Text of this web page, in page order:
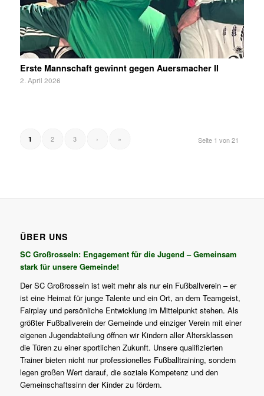
Erste Mannschaft gewinnt gegen Auersmacher II
2. April 2026
Seite 1 von 21
1 2 3 › »
ÜBER UNS
SC Großrosseln: Engagement für die Jugend – Gemeinsam
stark für unsere Gemeinde!
Der SC Großrosseln ist weit mehr als nur ein Fußballverein – er
ist eine Heimat für junge Talente und ein Ort, an dem Teamgeist,
Fairplay und persönliche Entwicklung im Mittelpunkt stehen. Als
größter Fußballverein der Gemeinde und einziger Verein mit einer
eigenen Jugendabteilung öffnen wir Kindern aller Altersklassen
die Türen zu einer sportlichen Zukunft. Unsere qualifizierten
Trainer bieten nicht nur professionelles Fußballtraining, sondern
legen großen Wert darauf, die soziale Kompetenz und den
Gemeinschaftssinn der Kinder zu fördern.